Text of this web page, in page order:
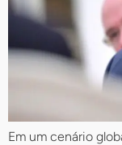
Em um cenário